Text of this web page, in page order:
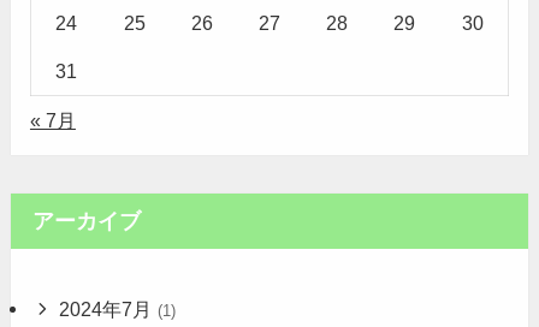
24 25 26 27 28 29 30
31
« 7月
アーカイブ
2024年7月 (1)